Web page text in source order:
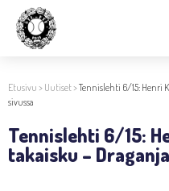
Etusivu > Uutiset>Tennislehti 6/15: Henri
sivussa
Tennislehti 6/15:
takaisku –